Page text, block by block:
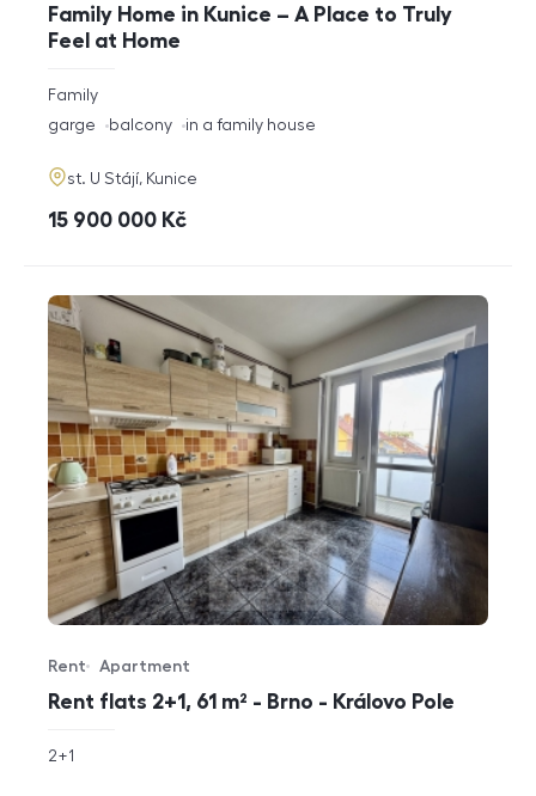
Family Home in Kunice – A Place to Truly
Feel at Home
rozměry
disposition
Family
funkce
garge balcony in a family house
adresa
st. U Stájí, Kunice
cena
15 900 000 Kč
Rent flats 2+1, 61 m² - Brno - Královo Pole
Offer type
Rent
Property type
Apartment
rozměry
disposition
2+1